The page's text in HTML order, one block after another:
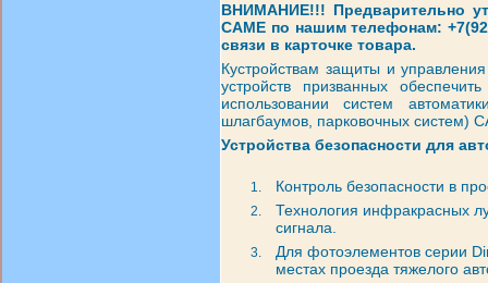
ВНИМАНИЕ!!! Предварительно
CAME по нашим телефонам:
связи в карточке товара.
Кустройствам защиты и
устройств призванных
использовании систем
шлагбаумов, парковочных систем)
Устройства безопасности для
Контроль безопасности в
Технология инфракрасных
сигнала.
Для фотоэлементов серии
местах проезда тяжелого